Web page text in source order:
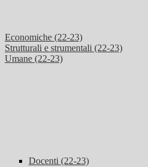
Economiche (22-23)
Strutturali e strumentali (22-23)
Umane (22-23)
Docenti (22-23)